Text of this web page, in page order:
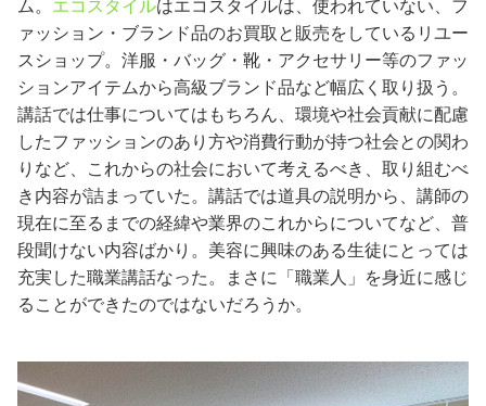
ム。 エコスタイルはエコスタイルは、使われていない、フ
ァッション・ブランド品のお買取と販売をしているリユー
スショップ。洋服・バッグ・靴・アクセサリー等のファッ
ションアイテムから高級ブランド品など幅広く取り扱う。
講話では仕事についてはもちろん、環境や社会貢献に配慮
したファッションのあり方や消費行動が持つ社会との関わ
りなど、これからの社会において考えるべき、取り組むべ
き内容が詰まっていた。講話では道具の説明から、講師の
現在に至るまでの経緯や業界のこれからについてなど、普
段聞けない内容ばかり。美容に興味のある生徒にとっては
充実した職業講話なった。まさに「職業人」を身近に感じ
ることができたのではないだろうか。